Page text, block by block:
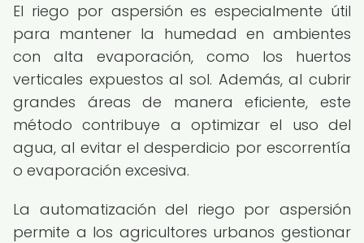
El riego por aspersión es especialmente útil
para mantener la humedad en ambientes
con alta evaporación, como los huertos
verticales expuestos al sol. Además, al cubrir
grandes áreas de manera eficiente, este
método contribuye a optimizar el uso del
agua, al evitar el desperdicio por escorrentía
o evaporación excesiva.
La automatización del riego por aspersión
permite a los agricultores urbanos gestionar